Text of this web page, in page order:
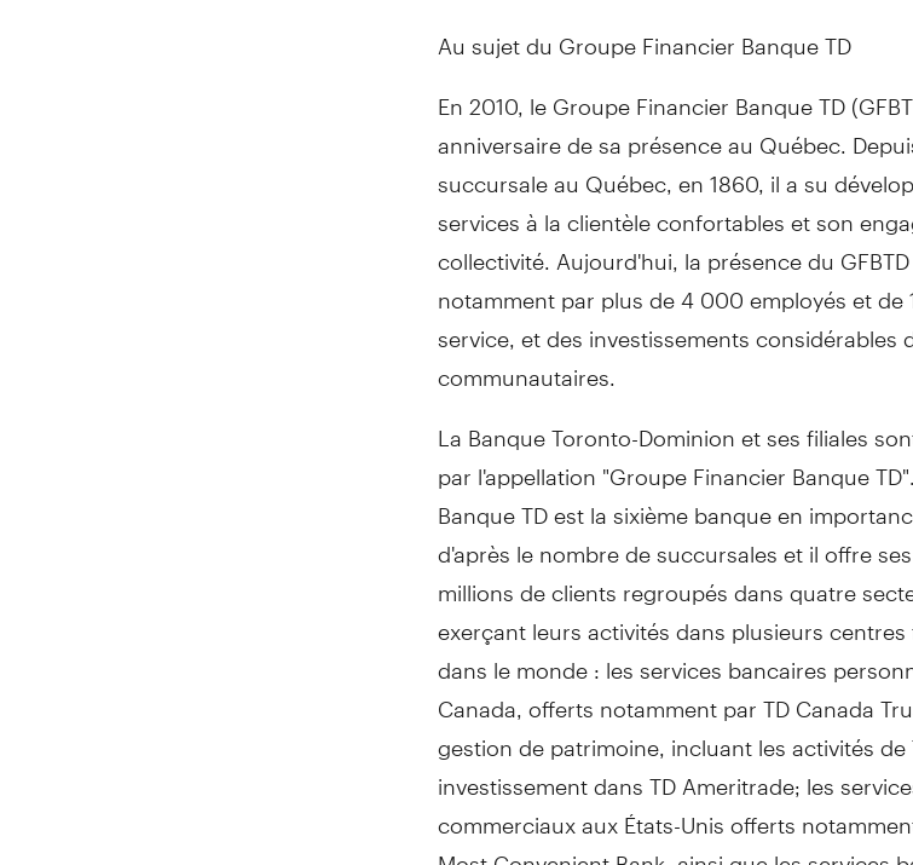
Au sujet du Groupe Financier Banque TD
En 2010, le Groupe Financier Banque TD
anniversaire de sa présence au Québec.
succursale au Québec, en 1860, il a su
services à la clientèle confortables et son
collectivité. Aujourd'hui, la présence du
notamment par plus de 4 000 employés et
service, et des investissements considérables
communautaires.
La Banque Toronto-Dominion et ses filiales
par l'appellation "Groupe Financier Banque
Banque TD est la sixième banque en
d'après le nombre de succursales et il offre
millions de clients regroupés dans quatre
exerçant leurs activités dans plusieurs
dans le monde : les services bancaires
Canada, offerts notamment par TD Canada
gestion de patrimoine, incluant les activités
investissement dans TD Ameritrade; les
commerciaux aux États-Unis offerts
Most Convenient Bank, ainsi que les services